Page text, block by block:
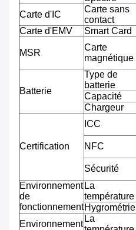
Carte d'IC
Carte sans
contact
Carte d'EMV
Smart Card
MSR
Carte
magnétique
Batterie
Type de
batterie
Capacité
Chargeur
Certification
ICC
NFC
Sécurité
Environnement
de
fonctionnement
La
température
Hygrométrie
Environnement
La